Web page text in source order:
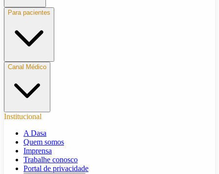
Para pacientes
Canal Médico
Institucional
A Dasa
Quem somos
Imprensa
Trabalhe conosco
Portal de privacidade